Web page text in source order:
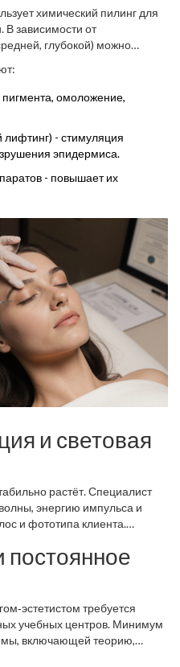
химический пилинг для
В зависимости от
глубокой) можно
омоложение,
лифтинг) - стимуляция
эпидермиса.
- повышает их
и световая
растёт. Специалист
энергию импульса и
и фототипа клиента.
и практика обязательны.
требуется
учебных центров. Минимум
включающей теорию,